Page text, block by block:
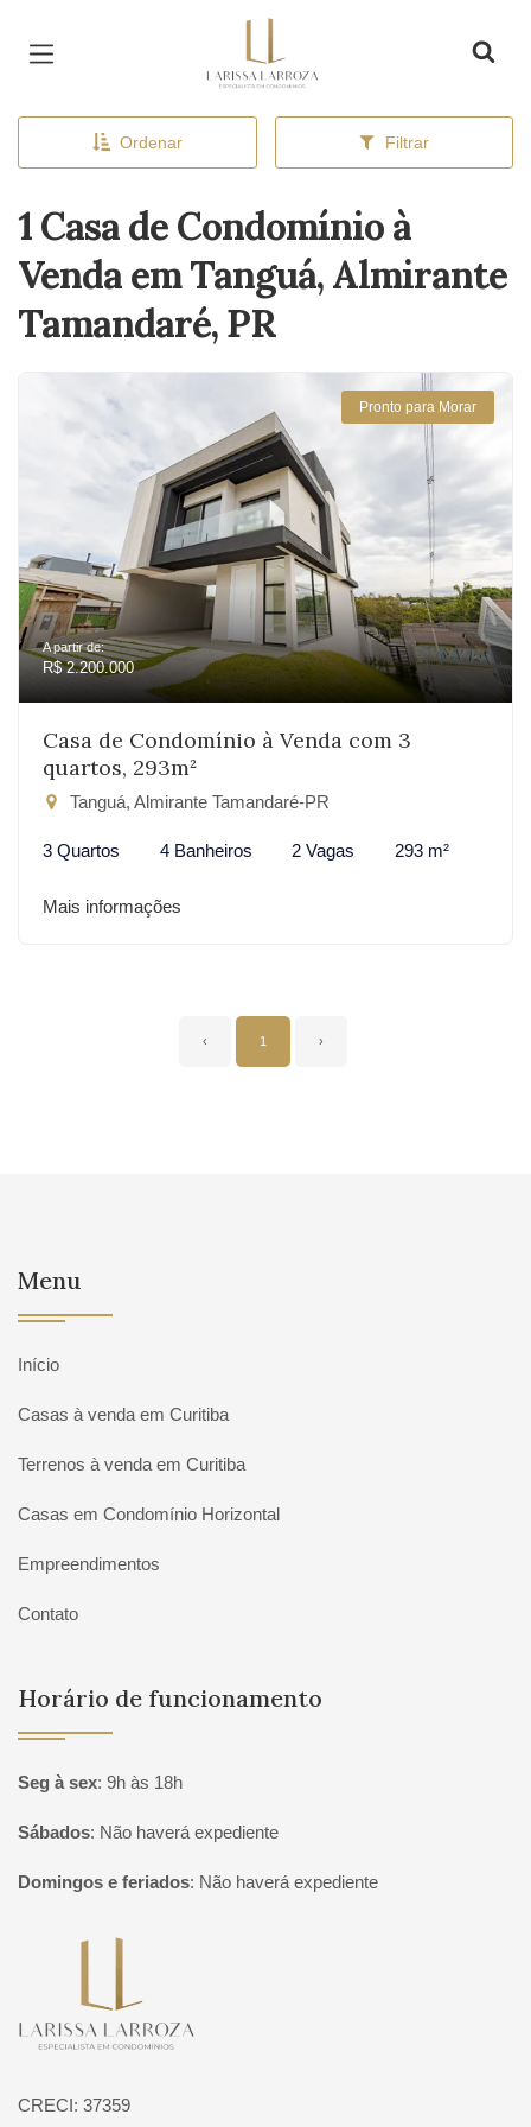
Ordenar Filtrar
1 Casa de Condomínio à
Venda em Tanguá, Almirante
Tamandaré, PR
Pronto para Morar
A partir de:
R$ 2.200.000
Casa de Condomínio à Venda com 3
quartos, 293m²
Tanguá, Almirante Tamandaré-PR
3 Quartos 4 Banheiros 2 Vagas 293 m²
Mais informações
‹ 1 ›
Menu
Início
Casas à venda em Curitiba
Terrenos à venda em Curitiba
Casas em Condomínio Horizontal
Empreendimentos
Contato
Horário de funcionamento
Seg à sex: 9h às 18h
Sábados: Não haverá expediente
Domingos e feriados: Não haverá expediente
CRECI: 37359